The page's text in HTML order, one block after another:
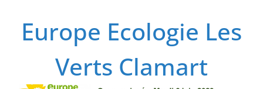
contenuEurope Ecologie Les
Verts Clamart